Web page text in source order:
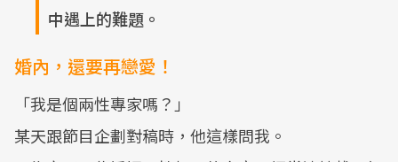
中遇上的難題。
婚內，還要再戀愛！
「我是個兩性專家嗎？」
某天跟節目企劃對稿時，他這樣問我。